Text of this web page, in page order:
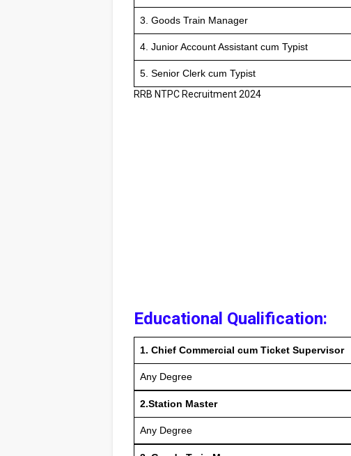
3. Goods Train Manager
4. Junior Account Assistant cum Typist
5. Senior Clerk cum Typist
RRB NTPC Recruitment 2024
Educational Qualification:
1. Chief Commercial cum Ticket Supervisor
Any Degree
2.Station Master
Any Degree